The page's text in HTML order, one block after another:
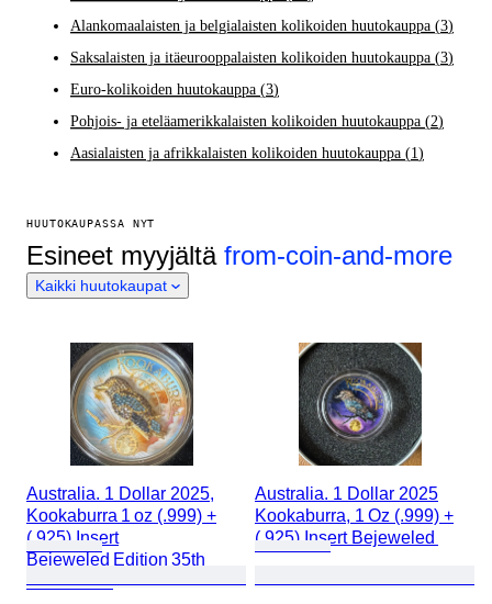
Alankomaalaisten ja belgialaisten kolikoiden huutokauppa (3)
Saksalaisten ja itäeurooppalaisten kolikoiden huutokauppa (3)
Euro-kolikoiden huutokauppa (3)
Pohjois- ja eteläamerikkalaisten kolikoiden huutokauppa (2)
Aasialaisten ja afrikkalaisten kolikoiden huutokauppa (1)
HUUTOKAUPASSA NYT
Esineet myyjältä from-coin-and-more
Kaikki huutokaupat
Australia. 1 Dollar 2025,
Kookaburra 1 oz (.999) +
(.925) Insert
Bejeweled Edition 35th
Anniversa.
Australia. 1 Dollar 2025
Kookaburra, 1 Oz (.999) +
(.925) Insert Bejeweled